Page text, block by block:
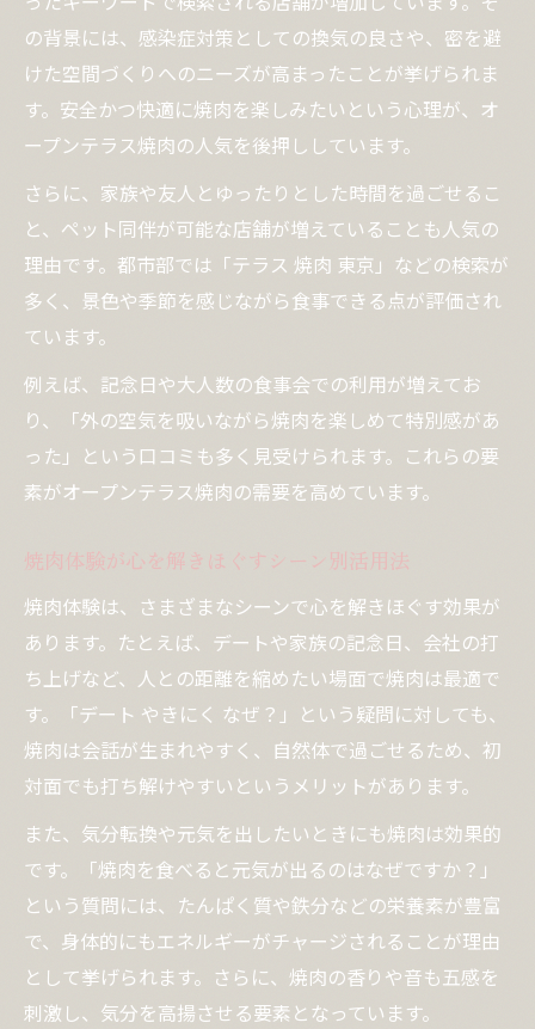
の背景には、感染症対策としての換気の良さや、密を避
けた空間づくりへのニーズが高まったことが挙げられま
す。安全かつ快適に焼肉を楽しみたいという心理が、オ
ープンテラス焼肉の人気を後押ししています。
さらに、家族や友人とゆったりとした時間を過ごせるこ
と、ペット同伴が可能な店舗が増えていることも人気の
理由です。都市部では「テラス 焼肉 東京」などの検索が
多く、景色や季節を感じながら食事できる点が評価され
ています。
例えば、記念日や大人数の食事会での利用が増えてお
り、「外の空気を吸いながら焼肉を楽しめて特別感があ
った」という口コミも多く見受けられます。これらの要
素がオープンテラス焼肉の需要を高めています。
焼肉体験が心を解きほぐすシーン別活用法
焼肉体験は、さまざまなシーンで心を解きほぐす効果が
あります。たとえば、デートや家族の記念日、会社の打
ち上げなど、人との距離を縮めたい場面で焼肉は最適で
す。「デート やきにく なぜ？」という疑問に対しても、
焼肉は会話が生まれやすく、自然体で過ごせるため、初
対面でも打ち解けやすいというメリットがあります。
また、気分転換や元気を出したいときにも焼肉は効果的
です。「焼肉を食べると元気が出るのはなぜですか？」
という質問には、たんぱく質や鉄分などの栄養素が豊富
で、身体的にもエネルギーがチャージされることが理由
として挙げられます。さらに、焼肉の香りや音も五感を
刺激し、気分を高揚させる要素となっています。